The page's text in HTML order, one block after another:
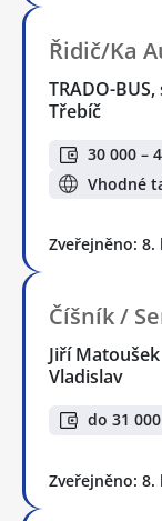
Řidič/Ka
TRADO-BUS,
Třebíč
30 000 –
Vhodné
Zveřejněno: 8.
Číšník /
Jiří Matoušek
Vladislav
do 31
Zveřejněno: 8.